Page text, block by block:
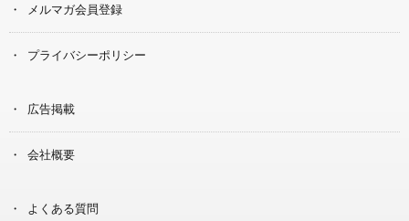
メルマガ会員登録
プライバシーポリシー
広告掲載
会社概要
よくある質問